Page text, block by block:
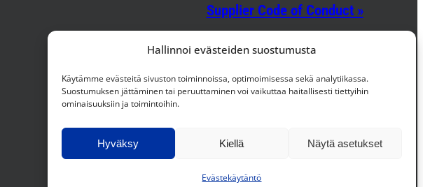
Hallinnoi evästeiden suostumusta
Käytämme evästeitä sivuston toiminnoissa, optimoimisessa sekä analytiikassa.
Suostumuksen jättäminen tai peruuttaminen voi vaikuttaa haitallisesti tiettyihin
ominaisuuksiin ja toimintoihin.
Hyväksy Kiellä Näytä asetukset
Evästekäytäntö
Supplier Code of Conduct »
Facebook Instagram